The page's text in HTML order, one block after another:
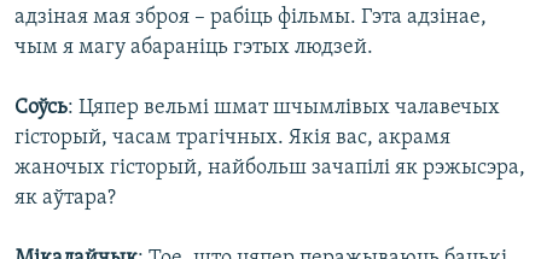
адзіная мая зброя – рабіць фільмы. Гэта адзінае,
чым я магу абараніць гэтых людзей.
Соўсь: Цяпер вельмі шмат шчымлівых чалавечых
гісторый, часам трагічных. Якія вас, акрамя
жаночых гісторый, найбольш зачапілі як рэжысэра,
як аўтара?